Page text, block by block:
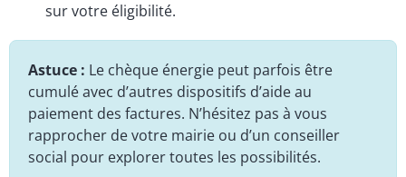
sur votre éligibilité.
Astuce : Le chèque énergie peut parfois être
cumulé avec d’autres dispositifs d’aide au
paiement des factures. N’hésitez pas à vous
rapprocher de votre mairie ou d’un conseiller
social pour explorer toutes les possibilités.